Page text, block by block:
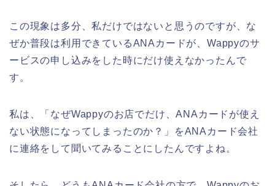
この現象は多分、私だけではないと思うのですが、な
ぜか普段は利用できているANAカードが、Wappyのサ
ービスの申し込みをした時にだけ使えなかったんで
す。
私は、「なぜWappyのお店でだけ、ANAカードが使え
ない状態になってしまったのか？」をANAカード会社
に連絡をして聞いてみることにしたんですよね。